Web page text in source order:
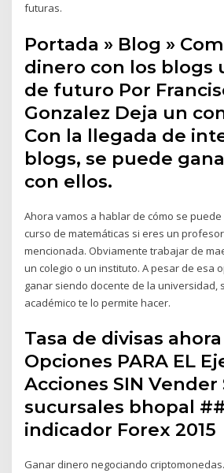
futuras.
Portada » Blog »
dinero con los blogs
de futuro Por
Gonzalez Deja un
Con la llegada de
blogs, se puede
con ellos.
Ahora vamos a hablar de cómo se
curso de matemáticas si eres un
mencionada. Obviamente trabajar de
un colegio o un instituto. A pesar de esa
ganar siendo docente de la universidad,
académico te lo permite hacer.
Tasa de divisas
Opciones PARA EL
Acciones SIN
sucursales bhopal
indicador Forex 2015
Ganar dinero negociando